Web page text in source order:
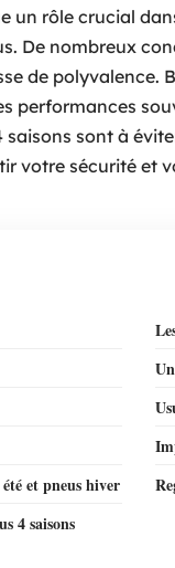
un rôle crucial
De nombreux
de
performances
sont à
votre sécurité et
et pneus hiver
4 saisons